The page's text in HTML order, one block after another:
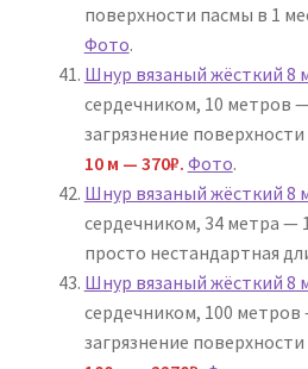
поверхности пасмы в 1
Фото.
Шнур вязаный жёсткий 8
сердечником, 10 метров
загрязнение
10 м — 370₽. Фото.
Шнур вязаный жёсткий 8
сердечником, 34 метра —
просто нестандартная
Шнур вязаный жёсткий 8
сердечником, 100
загрязнение